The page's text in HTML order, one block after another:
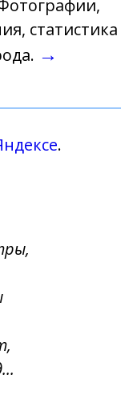
статистика
→
.